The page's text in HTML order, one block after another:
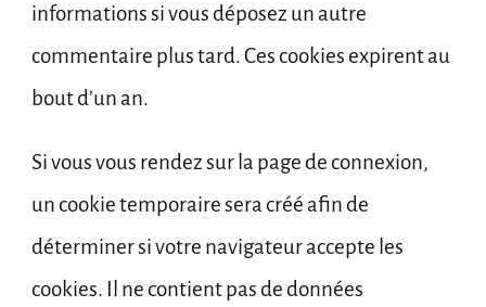
informations si vous déposez un autre
commentaire plus tard. Ces cookies expirent au
bout d’un an.
Si vous vous rendez sur la page de connexion,
un cookie temporaire sera créé afin de
déterminer si votre navigateur accepte les
cookies. Il ne contient pas de données